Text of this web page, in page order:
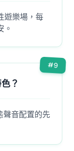
遊樂場，每
。
#9
？
聲音配置的先